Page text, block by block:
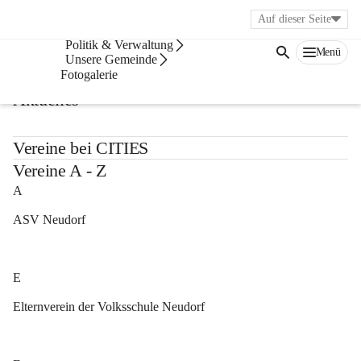
Politik & Verwaltung
Unsere Gemeinde
Fotogalerie
Menü
Auf dieser Seite
Vereine
Aktuelles
Vereine bei CITIES
Vereine A - Z
A
ASV Neudorf
E
Elternverein der Volksschule Neudorf